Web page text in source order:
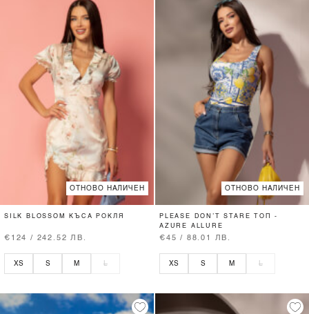
ОТНОВО НАЛИЧЕН
SILK BLOSSOM КЪСА РОКЛЯ
€124 / 242.52 ЛВ.
XS S M L
ОТНОВО НАЛИЧЕН
PLEASE DON’T STARE ТОП -
AZURE ALLURE
€45 / 88.01 ЛВ.
XS S M L